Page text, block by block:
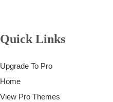
Quick Links
Upgrade To Pro
Home
View Pro Themes